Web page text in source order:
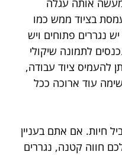
אותה עגלה
בציוד ממש כמו
נגררים פתוחים ויש
לתמונה שיקולי
להעמיס ציוד עבודה,
עוד ארוכה ככל
חיות. אם אתם בעניין
חווה קטנה, נגררים